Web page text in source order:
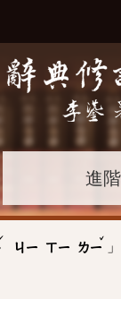
進
ˊ
ㄐㄧ ㄒㄧ ㄌㄧ
ˇ
」